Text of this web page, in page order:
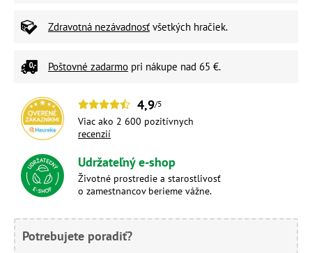
Zdravotná nezávadnosť všetkých hračiek.
Poštovné zadarmo pri nákupe nad 65 €.
4,9/5
Viac ako 2 600 pozitívnych
recenzií
Udržateľný e-shop
Životné prostredie a starostlivosť
o zamestnancov berieme vážne.
Potrebujete poradiť?